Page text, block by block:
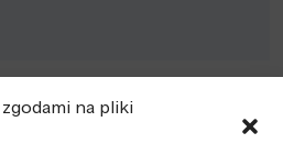
zgodami na pliki